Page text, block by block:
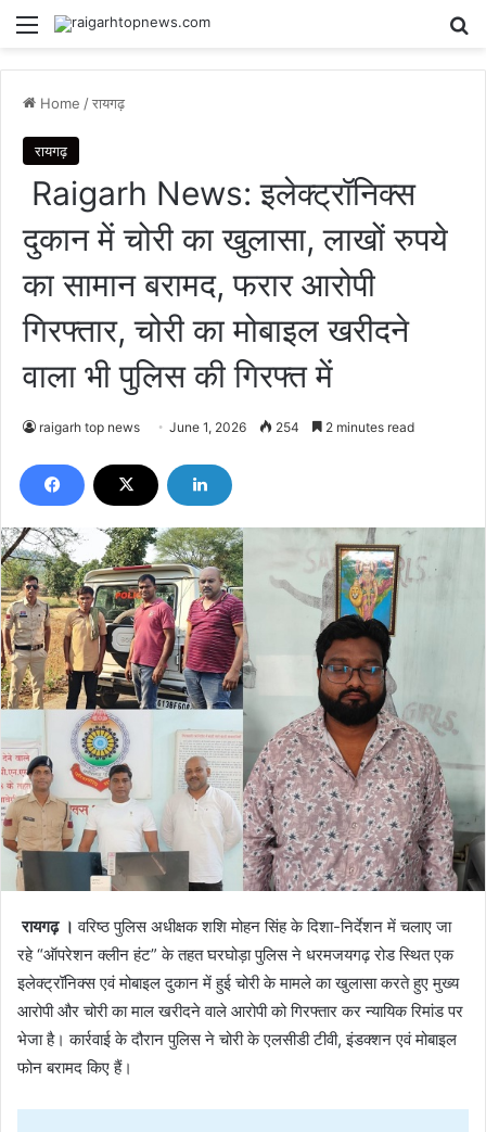
Menu
Home /रायगढ़
रायगढ़
Raigarh News: इलेक्ट्रॉनिक्स
दुकान में चोरी का खुलासा, लाखों रुपये
का सामान बरामद, फरार आरोपी
गिरफ्तार, चोरी का मोबाइल खरीदने
वाला भी पुलिस की गिरफ्त में
raigarh top news June 1, 2026 254 2 minutes read
रायगढ़ । वरिष्ठ पुलिस अधीक्षक शशि मोहन सिंह के दिशा-निर्देशन में चलाए जा
रहे “ऑपरेशन क्लीन हंट” के तहत घरघोड़ा पुलिस ने धरमजयगढ़ रोड स्थित एक
इलेक्ट्रॉनिक्स एवं मोबाइल दुकान में हुई चोरी के मामले का खुलासा करते हुए मुख्य
आरोपी और चोरी का माल खरीदने वाले आरोपी को गिरफ्तार कर न्यायिक रिमांड पर
भेजा है। कार्रवाई के दौरान पुलिस ने चोरी के एलसीडी टीवी, इंडक्शन एवं मोबाइल
फोन बरामद किए हैं।